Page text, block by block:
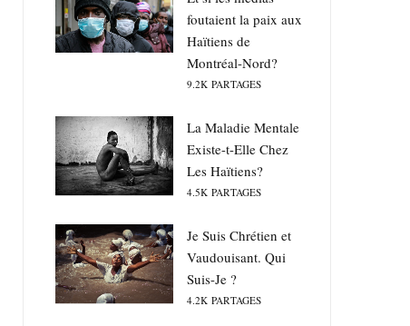
foutaient la paix aux
Haïtiens de
Montréal-Nord?
9.2K PARTAGES
La Maladie Mentale
Existe-t-Elle Chez
Les Haïtiens?
4.5K PARTAGES
Je Suis Chrétien et
Vaudouisant. Qui
Suis-Je ?
4.2K PARTAGES